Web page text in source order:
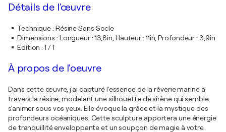
Détails de l'œuvre
Technique: Résine Sans Socle
Dimensions : Longueur : 13,8in, Hauteur : 11in, Profondeur : 3,9in
Edition :1 / 1
À propos de l'oeuvre
Dans cette œuvre, j'ai capturé l'essence de la rêverie marine à
travers la résine, modelant une silhouette de sirène qui semble
s'animer sous vos yeux. Elle évoque la grâce et la mystique des
profondeurs océaniques. Cette sculpture apportera une énergie
de tranquillité enveloppante et un soupçon de magie à votre